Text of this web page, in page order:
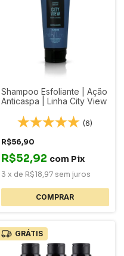
Shampoo Esfoliante | Ação
Anticaspa | Linha City View
(6)
R$56,90
R$52,92 com Pix
3 x de R$18,97 sem juros
GRÁTIS